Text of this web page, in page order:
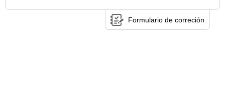
Formulario de correción